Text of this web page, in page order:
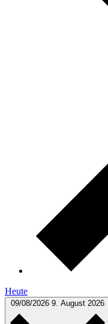
Heute
09/08/2026 9. August 2026